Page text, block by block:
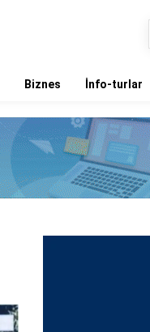
Biznes İnfo-turlar